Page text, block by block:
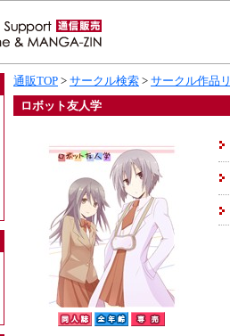
通販TOP > サークル検索 > サークル作品
ロボット友人学